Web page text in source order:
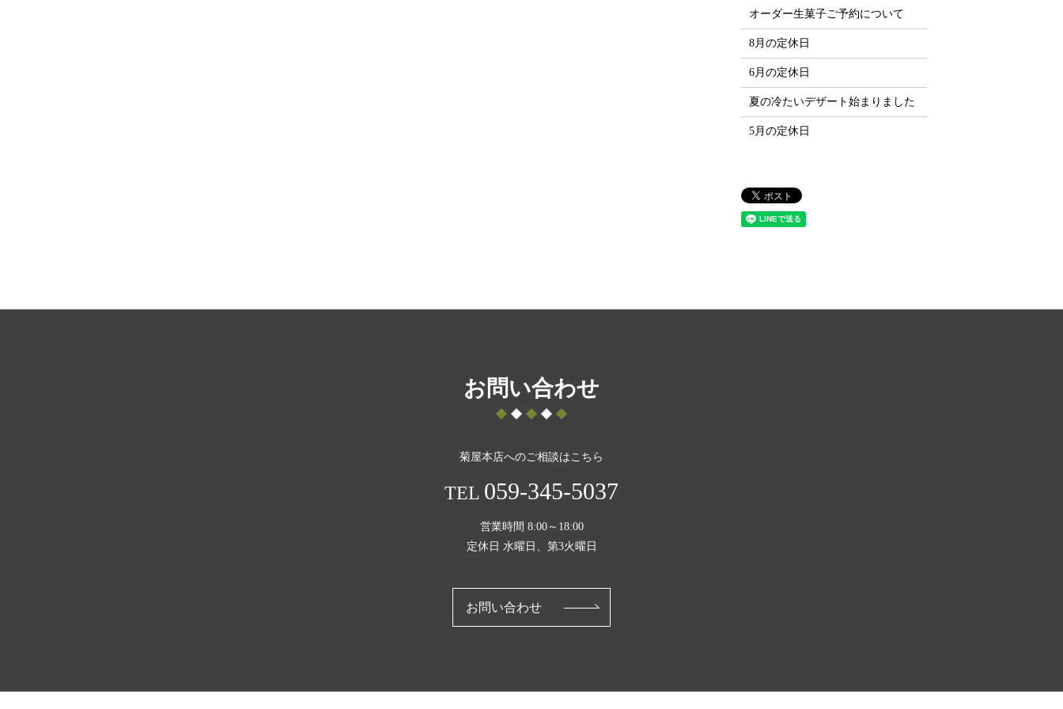
オーダー生菓子ご予約について
8月の定休日
6月の定休日
夏の冷たいデザート始まりました
5月の定休日
お問い合わせ
菊屋本店へのご相談はこちら
TEL 059-345-5037
営業時間 8:00～18:00
定休日 水曜日、第3火曜日
お問い合わせ